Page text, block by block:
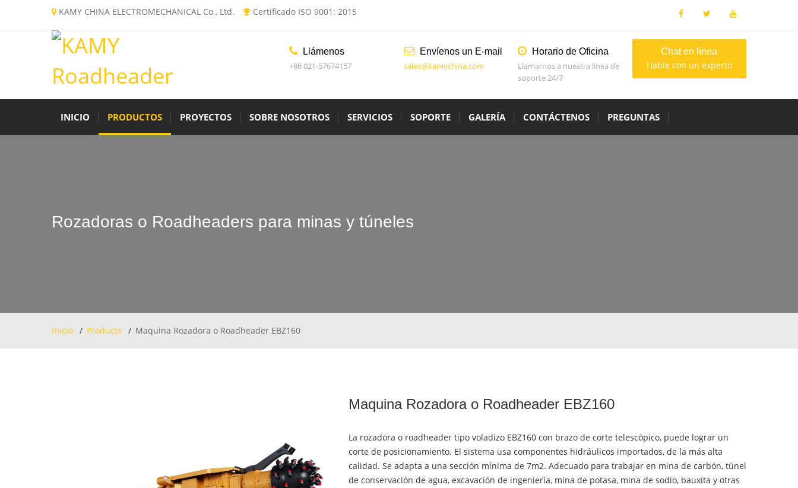
KAMY CHINA ELECTROMECHANICAL Co., Ltd. Certificado ISO 9001: 2015
Llámenos
+86 021-57674157
Envíenos un E-mail
sales@kamychina.com
Horario de Oficina
Llamarnos a nuestra línea de
soporte 24/7
Chat en línea
Hable con un experto
INICIO PRODUCTOS PROYECTOS SOBRE NOSOTROS SERVICIOS SOPORTE GALERÍA CONTÁCTENOS PREGUNTAS
Rozadoras o Roadheaders para minas y túneles
Inicio Products Maquina Rozadora o Roadheader EBZ160
Maquina Rozadora o Roadheader EBZ160
La rozadora o roadheader tipo voladizo EBZ160 con brazo de corte telescópico, puede lograr un
corte de posicionamiento. El sistema usa componentes hidráulicos importados, de la más alta
calidad. Se adapta a una sección mínima de 7m2. Adecuado para trabajar en mina de carbón, túnel
de conservación de agua, excavación de ingeniería, mina de potasa, mina de sodio, bauxita y otras